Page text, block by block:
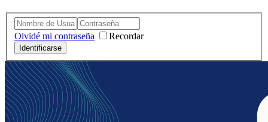
Olvidé mi contraseña Recordar